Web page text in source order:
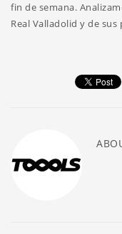
fin de semana.
Real Valladolid y de